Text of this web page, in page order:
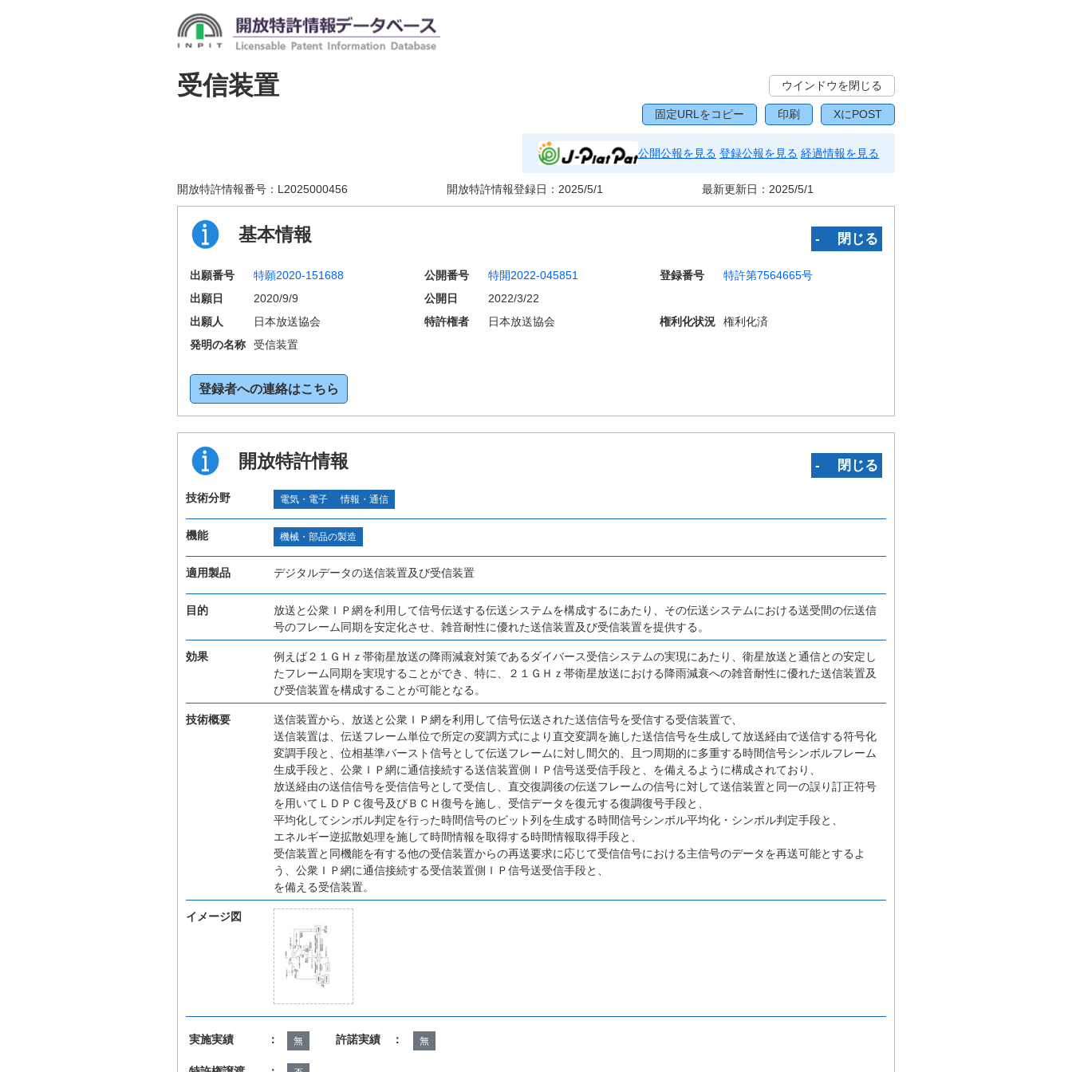
受信装置 ウインドウを閉じる
固定URLをコピー 印刷 XにPOST
公開公報を見る 登録公報を見る 経過情報を見る
開放特許情報番号： L2025000456 開放特許情報登録日： 2025/5/1 最新更新日： 2025/5/1
基本情報 ‐ 閉じる
出願番号 特願2020-151688 公開番号 特開2022-045851 登録番号
特許第7564665号
出願日
2020/9/9 公開日
2022/3/22
出願人
日本放送協会 特許権者 日本放送協会 権利化状況
権利化済
発明の名称
受信装置
登録者への連絡はこちら
開放特許情報 ‐ 閉じる
技術分野 電気・電子 情報・通信
機能 機械・部品の製造
適用製品 デジタルデータの送信装置及び受信装置
目的
放送と公衆ＩＰ網を利用して信号伝送する伝送システムを構成するにあたり、その伝送システムにおける送受間の伝送信
号のフレーム同期を安定化させ、雑音耐性に優れた送信装置及び受信装置を提供する。
効果
例えば２１ＧＨｚ帯衛星放送の降雨減衰対策であるダイバース受信システムの実現にあたり、衛星放送と通信との安定し
たフレーム同期を実現することができ、特に、２１ＧＨｚ帯衛星放送における降雨減衰への雑音耐性に優れた送信装置及
び受信装置を構成することが可能となる。
技術概要
送信装置から、放送と公衆ＩＰ網を利用して信号伝送された送信信号を受信する受信装置で、
送信装置は、伝送フレーム単位で所定の変調方式により直交変調を施した送信信号を生成して放送経由で送信する符号化
変調手段と、位相基準バースト信号として伝送フレームに対し間欠的、且つ周期的に多重する時間信号シンボルフレーム
生成手段と、公衆ＩＰ網に通信接続する送信装置側ＩＰ信号送受信手段と、を備えるように構成されており、
放送経由の送信信号を受信信号として受信し、直交復調後の伝送フレームの信号に対して送信装置と同一の誤り訂正符号
を用いてＬＤＰＣ復号及びＢＣＨ復号を施し、受信データを復元する復調復号手段と、
平均化してシンボル判定を行った時間信号のビット列を生成する時間信号シンボル平均化・シンボル判定手段と、
エネルギー逆拡散処理を施して時間情報を取得する時間情報取得手段と、
受信装置と同機能を有する他の受信装置からの再送要求に応じて受信信号における主信号のデータを再送可能とするよ
う、公衆ＩＰ網に通信接続する受信装置側ＩＰ信号送受信手段と、
を備える受信装置。
イメージ図
実施実績 ： 無 許諾実績 ： 無